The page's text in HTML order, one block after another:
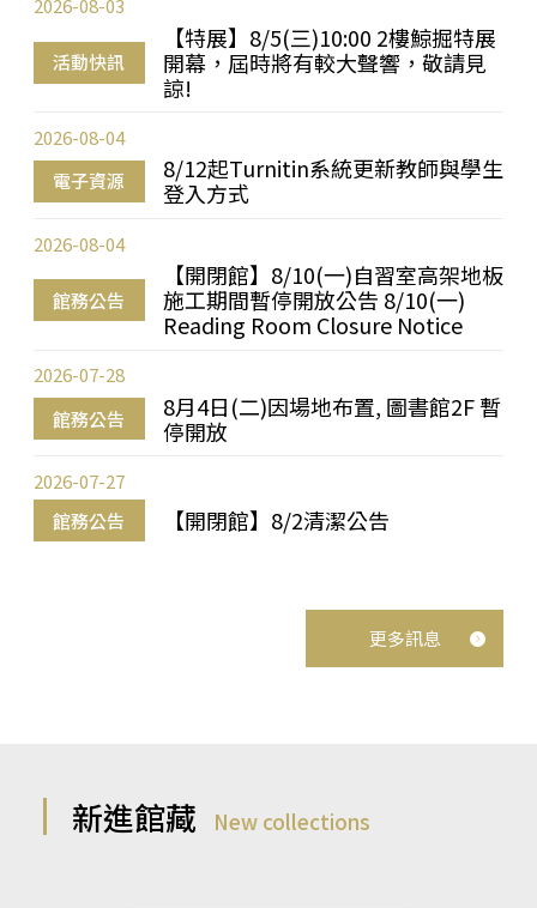
活動快訊
【特展】8/5(三)10:00 2樓鯨掘特展
開幕，屆時將有較大聲響，敬請見
諒!
2026-08-03
電子資源
8/12起Turnitin系統更新教師與學生
登入方式
2026-08-04
館務公告
【開閉館】8/10(一)自習室高架地板
施工期間暫停開放公告 8/10(一)
Reading Room Closure Notice
2026-08-04
館務公告
8月4日(二)因場地布置, 圖書館2F 暫
停開放
2026-07-28
館務公告 【開閉館】8/2清潔公告
2026-07-27
更多訊息
新進館藏 New collections